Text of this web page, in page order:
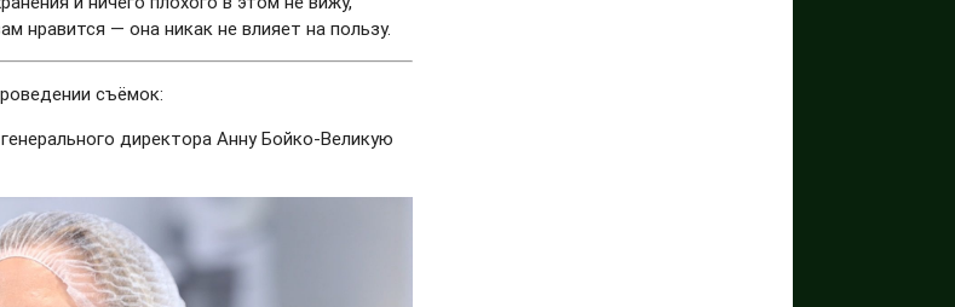
нравится — она никак не влияет на пользу.
съёмок:
директора Анну Бойко-Великую